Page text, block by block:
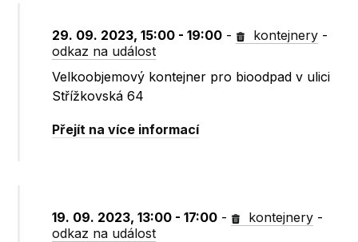
29. 09. 2023, 15:00 - 19:00 - kontejnery -
odkaz na událost
Velkoobjemový kontejner pro bioodpad v ulici
Střížkovská 64
Přejít na více informací
19. 09. 2023, 13:00 - 17:00 - kontejnery -
odkaz na událost